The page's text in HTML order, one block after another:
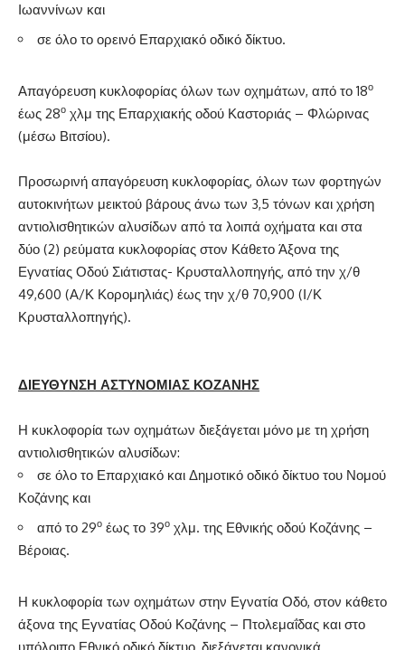
Ιωαννίνων και
σε όλο το ορεινό Επαρχιακό οδικό δίκτυο.
Απαγόρευση κυκλοφορίας όλων των οχημάτων, από το 18ο
έως 28ο χλμ της Επαρχιακής οδού Καστοριάς – Φλώρινας
(μέσω Βιτσίου).
Προσωρινή απαγόρευση κυκλοφορίας, όλων των φορτηγών
αυτοκινήτων μεικτού βάρους άνω των 3,5 τόνων και χρήση
αντιολισθητικών αλυσίδων από τα λοιπά οχήματα και στα
δύο (2) ρεύματα κυκλοφορίας στον Κάθετο Άξονα της
Εγνατίας Οδού Σιάτιστας- Κρυσταλλοπηγής, από την χ/θ
49,600 (Α/Κ Κορομηλιάς) έως την χ/θ 70,900 (Ι/Κ
Κρυσταλλοπηγής).
ΔΙΕΥΘΥΝΣΗ ΑΣΤΥΝΟΜΙΑΣ ΚΟΖΑΝΗΣ
Η κυκλοφορία των οχημάτων διεξάγεται μόνο με τη χρήση
αντιολισθητικών αλυσίδων:
σε όλο το Επαρχιακό και Δημοτικό οδικό δίκτυο του Νομού
Κοζάνης και
από το 29ο έως το 39ο χλμ. της Εθνικής οδού Κοζάνης –
Βέροιας.
Η κυκλοφορία των οχημάτων στην Εγνατία Οδό, στον κάθετο
άξονα της Εγνατίας Οδού Κοζάνης – Πτολεμαΐδας και στο